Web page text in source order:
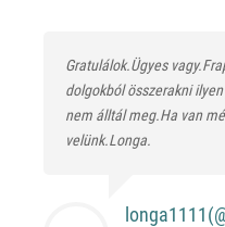
Gratulálok.Ügyes
dolgokból összerakni
nem álltál meg.Ha van
velünk.Longa.